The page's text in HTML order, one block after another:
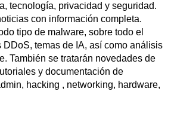
tecnología, privacidad y seguridad.
con información completa.
tipo de malware, sobre todo el
DDoS, temas de IA, así como análisis
También se tratarán novedades de
y documentación de
hacking , networking, hardware,